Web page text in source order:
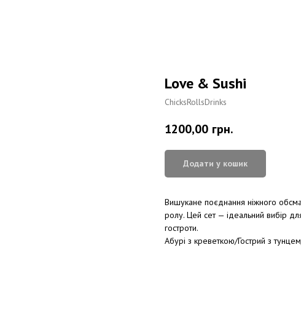
Love & Sushi
ChicksRollsDrinks
1200,00 грн.
Додати у кошик
Вишукане поєднання ніжного
ролу. Цей сет — ідеальний вибір для
гостроти.
Абурі з креветкою/Гострий з